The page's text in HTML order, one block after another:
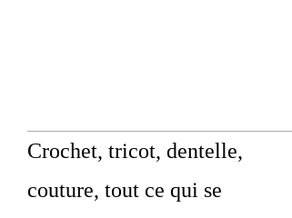
Crochet, tricot, dentelle,
couture, tout ce qui se